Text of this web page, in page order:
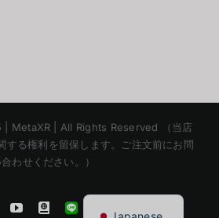
MetaXR | All Rights Reserved （当店
する権利を留保します。ご注文前にお問
わせください。）
FacebookYouTubeBlogger
LINE
Chinese